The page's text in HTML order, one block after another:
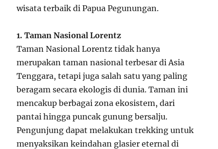
wisata terbaik di Papua Pegunungan.
1. Taman Nasional Lorentz
Taman Nasional Lorentz tidak hanya
merupakan taman nasional terbesar di Asia
Tenggara, tetapi juga salah satu yang paling
beragam secara ekologis di dunia. Taman ini
mencakup berbagai zona ekosistem, dari
pantai hingga puncak gunung bersalju.
Pengunjung dapat melakukan trekking untuk
menyaksikan keindahan glasier eternal di